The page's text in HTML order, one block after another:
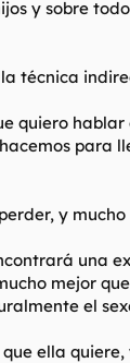
y sobre
técnica
para
y
una
mejor
el
ella